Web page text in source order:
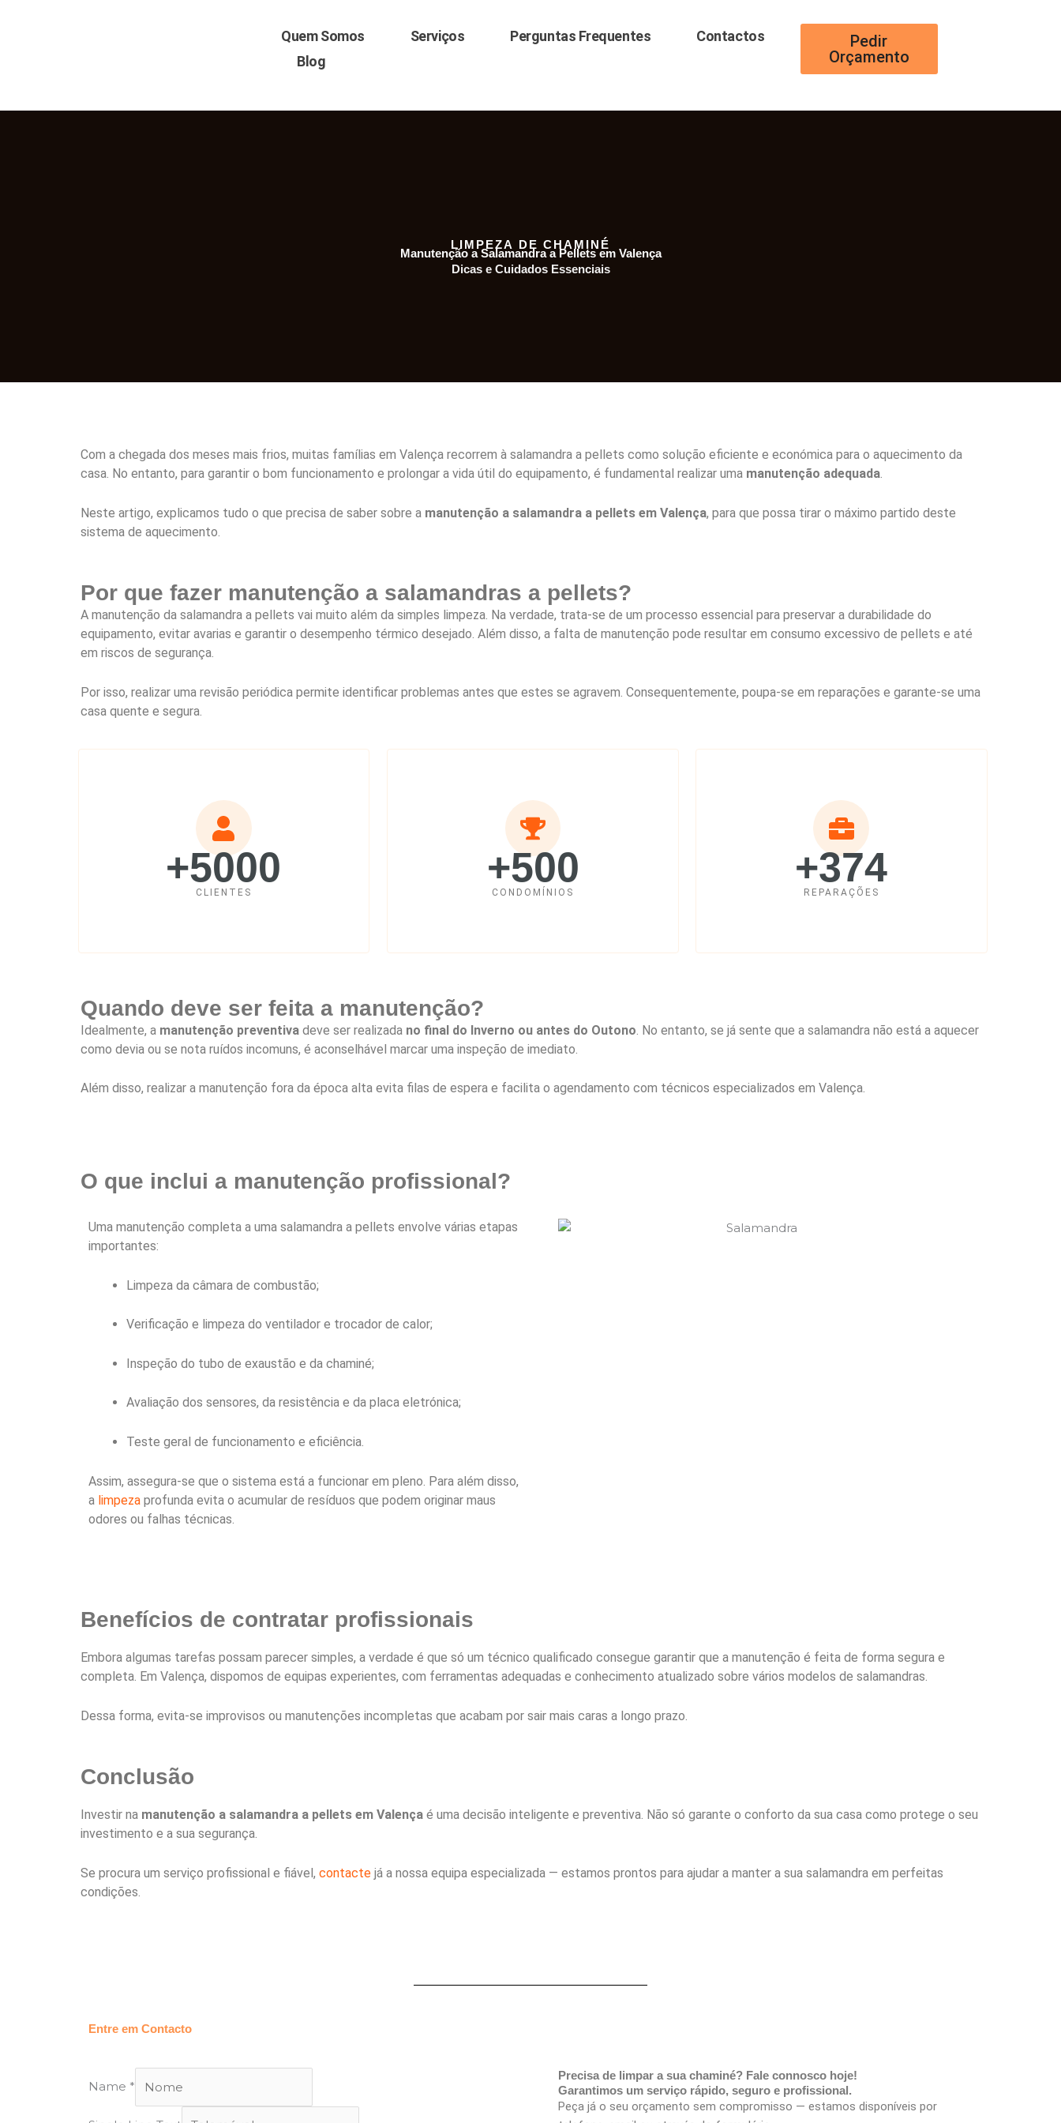
Quem Somos Serviços Perguntas Frequentes
Contactos
Blog
Pedir
Orçamento
LIMPEZA DE CHAMINÉ
Manutenção a Salamandra a Pellets em Valença
Dicas e Cuidados Essenciais
Com a chegada dos meses mais frios, muitas famílias em Valença recorrem à salamandra a pellets como solução eficiente e económica para o aquecimento da
casa. No entanto, para garantir o bom funcionamento e prolongar a vida útil do equipamento, é fundamental realizar uma manutenção adequada.
Neste artigo, explicamos tudo o que precisa de saber sobre a manutenção a salamandra a pellets em Valença, para que possa tirar o máximo partido deste
sistema de aquecimento.
Por que fazer manutenção a salamandras a pellets?
A manutenção da salamandra a pellets vai muito além da simples limpeza. Na verdade, trata-se de um processo essencial para preservar a durabilidade do
equipamento, evitar avarias e garantir o desempenho térmico desejado. Além disso, a falta de manutenção pode resultar em consumo excessivo de pellets e até
em riscos de segurança.
Por isso, realizar uma revisão periódica permite identificar problemas antes que estes se agravem. Consequentemente, poupa-se em reparações e garante-se uma
casa quente e segura.
+5000
CLIENTES +500
CONDOMÍNIOS +374
REPARAÇÕES
Quando deve ser feita a manutenção?
Idealmente, a manutenção preventiva deve ser realizada no final do Inverno ou antes do Outono . No entanto, se já sente que a salamandra não está a aquecer
como devia ou se nota ruídos incomuns, é aconselhável marcar uma inspeção de imediato.
Além disso, realizar a manutenção fora da época alta evita filas de espera e facilita o agendamento com técnicos especializados em Valença.
O que inclui a manutenção profissional?
Uma manutenção completa a uma salamandra a pellets envolve várias etapas
importantes:
Limpeza da câmara de combustão;
Verificação e limpeza do ventilador e trocador de calor;
Inspeção do tubo de exaustão e da chaminé;
Avaliação dos sensores, da resistência e da placa eletrónica;
Teste geral de funcionamento e eficiência.
Assim, assegura-se que o sistema está a funcionar em pleno. Para além disso,
a limpeza profunda evita o acumular de resíduos que podem originar maus
odores ou falhas técnicas.
Benefícios de contratar profissionais
Embora algumas tarefas possam parecer simples, a verdade é que só um técnico qualificado consegue garantir que a manutenção é feita de forma segura e
completa. Em Valença, dispomos de equipas experientes, com ferramentas adequadas e conhecimento atualizado sobre vários modelos de salamandras.
Dessa forma, evita-se improvisos ou manutenções incompletas que acabam por sair mais caras a longo prazo.
Conclusão
Investir na manutenção a salamandra a pellets em Valença é uma decisão inteligente e preventiva. Não só garante o conforto da sua casa como protege o seu
investimento e a sua segurança.
Se procura um serviço profissional e fiável, contacte já a nossa equipa especializada — estamos prontos para ajudar a manter a sua salamandra em perfeitas
condições.
Entre em Contacto
Name *
Precisa de limpar a sua chaminé? Fale connosco hoje!
Garantimos um serviço rápido, seguro e profissional.
Peça já o seu orçamento sem compromisso — estamos disponíveis por